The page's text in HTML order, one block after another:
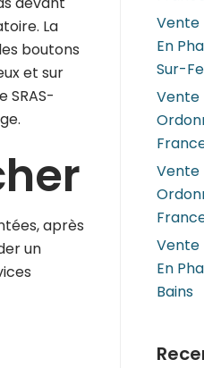
La
boutons
et sur
SRAS-
après
un
Vente
En
Sur-
Vente
Vente
Vente
En
Bains